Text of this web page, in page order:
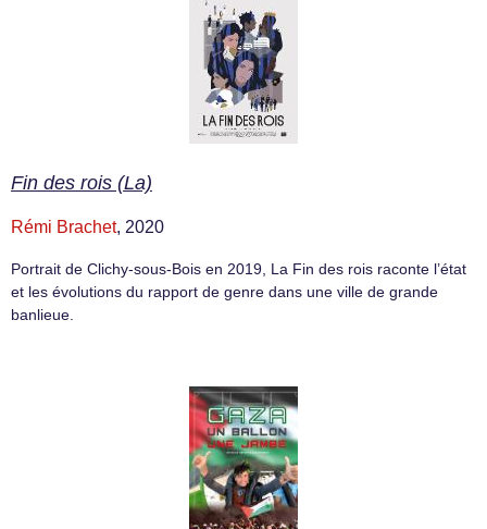
Fin des rois (La)
Rémi Brachet, 2020
Portrait de Clichy-sous-Bois en 2019, La Fin des rois raconte l’état
et les évolutions du rapport de genre dans une ville de grande
banlieue.